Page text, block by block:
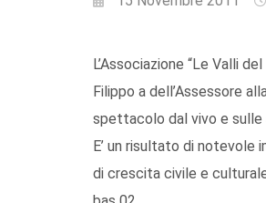
L’Associazione “Le Valli
Filippo a dell’Assessore
spettacolo dal vivo e sulle
E’ un risultato di
di crescita civile e